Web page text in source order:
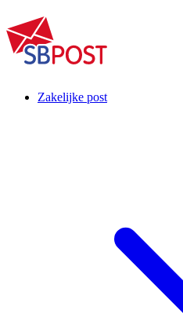
Zakelijke post